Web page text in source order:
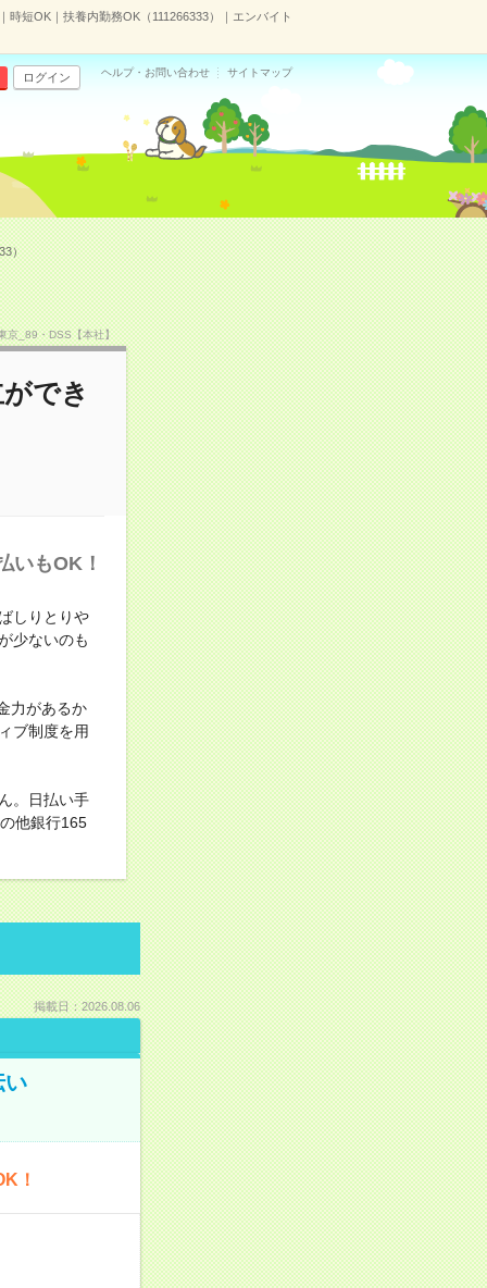
短OK｜扶養内勤務OK（111266333）｜エンバイト
ログイン ヘルプ・お問い合わせ サイトマップ
）
京_89・DSS【本社】
でき
いもOK！
しりとりや
少ないのも
力があるか
ブ制度を用
。日払い手
他銀行165
掲載日：2026.08.06
い
！